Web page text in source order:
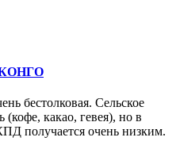
бестолковая. Сельское
(кофе, какао, гевея), но в
получается очень низким.